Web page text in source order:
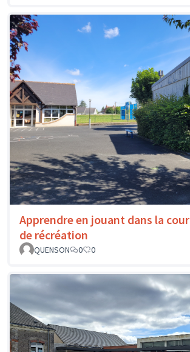
Apprendre en jouant dans la cour
de récréation
QUENSON
0 0